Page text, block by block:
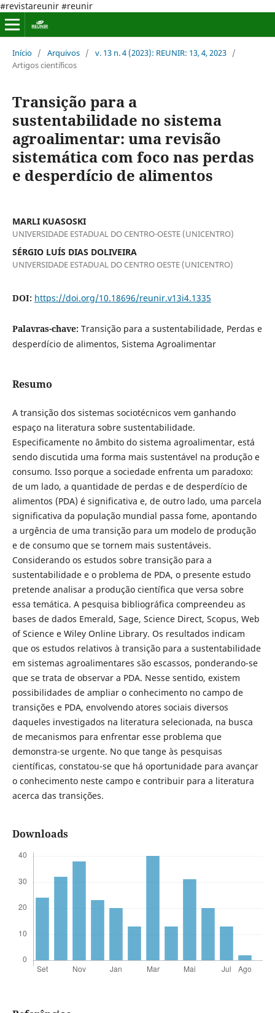
#revistareunir #reunir
Início / Arquivos / v. 13 n. 4 (2023): REUNIR: 13, 4, 2023 /
Artigos científicos
Transição para a
sustentabilidade no sistema
agroalimentar: uma revisão
sistemática com foco nas perdas
e desperdício de alimentos
MARLI KUASOSKI
UNIVERSIDADE ESTADUAL DO CENTRO-OESTE (UNICENTRO)
SÉRGIO LUÍS DIAS DOLIVEIRA
UNIVERSIDADE ESTADUAL DO CENTRO OESTE (UNICENTRO)
DOI: https://doi.org/10.18696/reunir.v13i4.1335
Palavras-chave: Transição para a sustentabilidade, Perdas e
desperdício de alimentos, Sistema Agroalimentar
Resumo
A transição dos sistemas sociotécnicos vem ganhando
espaço na literatura sobre sustentabilidade.
Especificamente no âmbito do sistema agroalimentar, está
sendo discutida uma forma mais sustentável na produção e
consumo. Isso porque a sociedade enfrenta um paradoxo:
de um lado, a quantidade de perdas e de desperdício de
alimentos (PDA) é significativa e, de outro lado, uma parcela
significativa da população mundial passa fome, apontando
a urgência de uma transição para um modelo de produção
e de consumo que se tornem mais sustentáveis.
Considerando os estudos sobre transição para a
sustentabilidade e o problema de PDA, o presente estudo
pretende analisar a produção científica que versa sobre
essa temática. A pesquisa bibliográfica compreendeu as
bases de dados Emerald, Sage, Science Direct, Scopus, Web
of Science e Wiley Online Library. Os resultados indicam
que os estudos relativos à transição para a sustentabilidade
em sistemas agroalimentares são escassos, ponderando-se
que se trata de observar a PDA. Nesse sentido, existem
possibilidades de ampliar o conhecimento no campo de
transições e PDA, envolvendo atores sociais diversos
daqueles investigados na literatura selecionada, na busca
de mecanismos para enfrentar esse problema que
demonstra-se urgente. No que tange às pesquisas
científicas, constatou-se que há oportunidade para avançar
o conhecimento neste campo e contribuir para a literatura
acerca das transições.
Downloads